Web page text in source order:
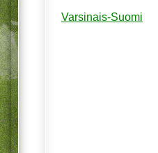
Varsinais-Suomi